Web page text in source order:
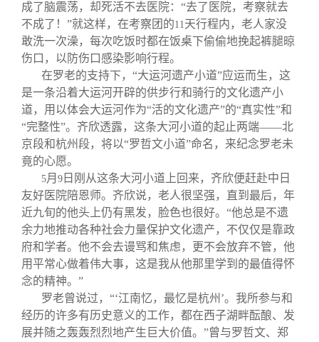
成了脑震荡，却死活不去医院：“去了医院，考察就去
不成了！”就这样，在考察团的11天行程内，老人家没
敢洗一次澡，每次吃饭时都在饭桌下偷偷地挽起裤腿晾
伤口，以防伤口感染影响行程。
在罗老的支持下，“大运河遗产小道”应运而生，这
是一条沿着大运河开辟的供步行和骑行的文化遗产小
道，用以体会大运河作为“活的文化遗产”的“真实性”和
“完整性”。齐欣透露，这条大河小道的起止两端——北
京段和杭州段，将以“罗哲文小道”命名，来纪念罗老未
竟的心愿。
5月 9 日刚从这条大河小道上回来，齐欣便赶赴中日
友好医院陪恩师。齐欣说，老人很坚强，直到最后，年
近九旬的他头上仍有黑发，脸色也很好。“他总是不遗
余力地推动各种社会力量保护文化遗产，不仅仅是靠政
府和学者。他不会去谩骂和焦虑，更不会放弃不管，他
用平常心做着伟大事，这是我从他那里学到的最值得怀
念的精神。”
罗老曾说过，“‘江南忆，最忆是杭州’。我所参与和
经历的许多有历史意义的工作，都在西子湖畔酝酿、发
展并随之轰轰烈烈地产生巨大价值。”曾与罗哲文、郑